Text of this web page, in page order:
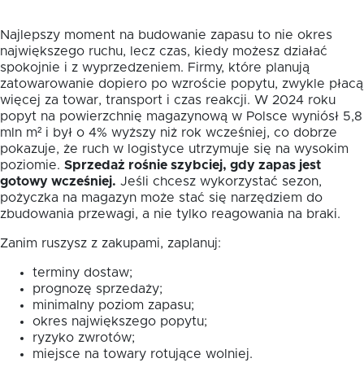
Najlepszy moment na budowanie zapasu to nie okres
największego ruchu, lecz czas, kiedy możesz działać
spokojnie i z wyprzedzeniem. Firmy, które planują
zatowarowanie dopiero po wzroście popytu, zwykle płacą
więcej za towar, transport i czas reakcji. W 2024 roku
popyt na powierzchnię magazynową w Polsce wyniósł 5,8
mln m² i był o 4% wyższy niż rok wcześniej, co dobrze
pokazuje, że ruch w logistyce utrzymuje się na wysokim
poziomie. Sprzedaż rośnie szybciej, gdy zapas jest
gotowy wcześniej. Jeśli chcesz wykorzystać sezon,
pożyczka na magazyn może stać się narzędziem do
zbudowania przewagi, a nie tylko reagowania na braki.
Zanim ruszysz z zakupami, zaplanuj:
terminy dostaw;
prognozę sprzedaży;
minimalny poziom zapasu;
okres największego popytu;
ryzyko zwrotów;
miejsce na towary rotujące wolniej.